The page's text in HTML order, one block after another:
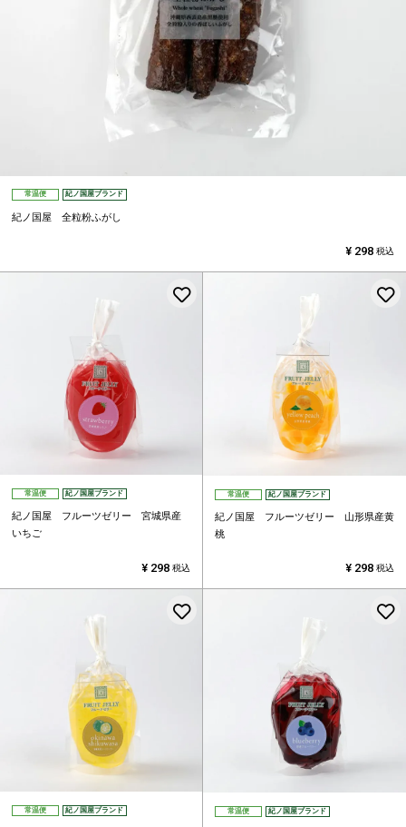
常温便 紀ノ国屋ブランド
紀ノ国屋 全粒粉ふがし
¥ 298 税込
常温便 紀ノ国屋ブランド
紀ノ国屋 フルーツゼリー 宮城県産
いちご
¥ 298 税込
常温便 紀ノ国屋ブランド
紀ノ国屋 フルーツゼリー 山形県産黄
桃
¥ 298 税込
常温便 紀ノ国屋ブランド 常温便 紀ノ国屋ブランド